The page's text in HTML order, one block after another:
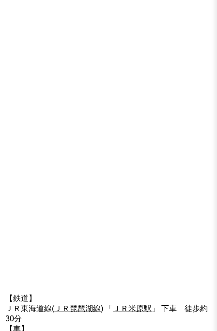
【鉄道】
ＪＲ東海道線( ＪＲ琵琶湖線) 「 ＪＲ米原駅 」 下車 徒歩約
30分
【車】